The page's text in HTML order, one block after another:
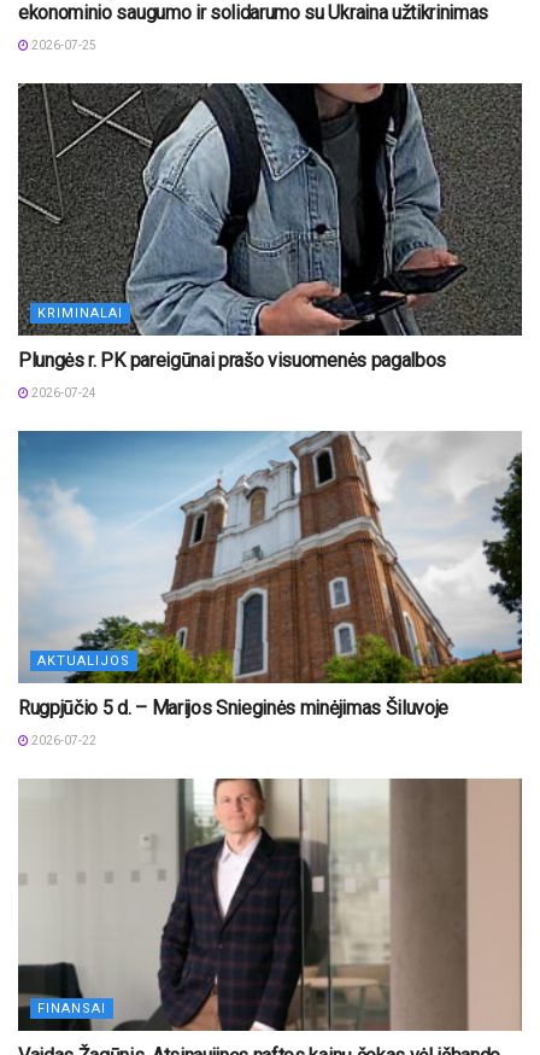
ekonominio saugumo ir solidarumo su Ukraina užtikrinimas
2026-07-25
KRIMINALAI
Plungės r. PK pareigūnai prašo visuomenės pagalbos
2026-07-24
AKTUALIJOS
Rugpjūčio 5 d. – Marijos Snieginės minėjimas Šiluvoje
2026-07-22
FINANSAI